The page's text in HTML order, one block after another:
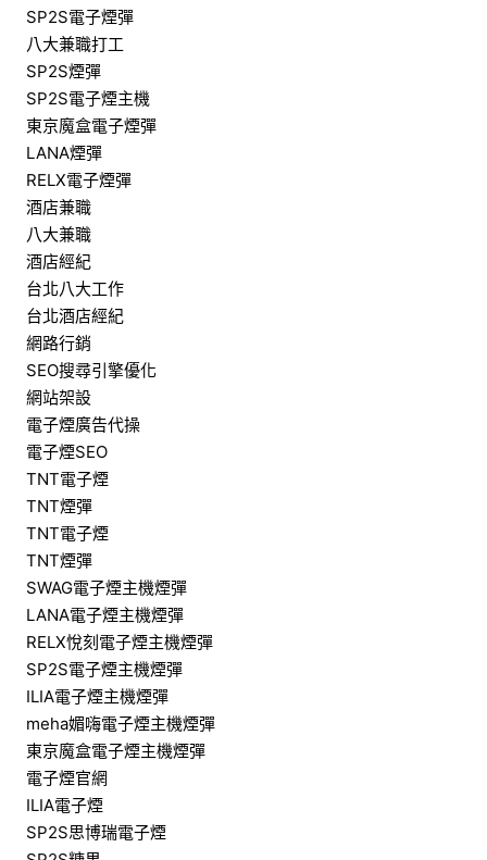
SP2S電子煙彈
八大兼職打工
SP2S煙彈
SP2S電子煙主機
東京魔盒電子煙彈
LANA煙彈
RELX電子煙彈
酒店兼職
八大兼職
酒店經紀
台北八大工作
台北酒店經紀
網路行銷
SEO搜尋引擎優化
網站架設
電子煙廣告代操
電子煙SEO
TNT電子煙
TNT煙彈
TNT電子煙
TNT煙彈
SWAG電子煙主機煙彈
LANA電子煙主機煙彈
RELX悅刻電子煙主機煙彈
SP2S電子煙主機煙彈
ILIA電子煙主機煙彈
meha媚嗨電子煙主機煙彈
東京魔盒電子煙主機煙彈
電子煙官網
ILIA電子煙
SP2S思博瑞電子煙